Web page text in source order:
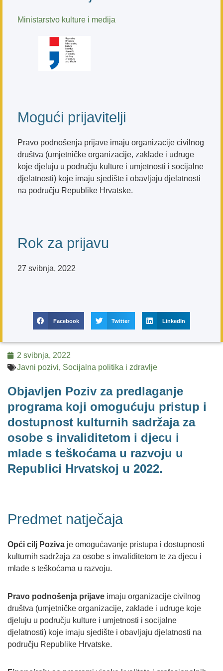
Ministarstvo kulture i medija
Mogući prijavitelji
Pravo podnošenja prijave imaju organizacije civilnog
društva (umjetničke organizacije, zaklade i udruge
koje djeluju u području kulture i umjetnosti i socijalne
djelatnosti) koje imaju sjedište i obavljaju djelatnosti
na području Republike Hrvatske.
Rok za prijavu
27 svibnja, 2022
Facebook Twitter LinkedIn
2 svibnja, 2022
Javni pozivi, Socijalna politika i zdravlje
Objavljen Poziv za predlaganje
programa koji omogućuju pristup i
dostupnost kulturnih sadržaja za
osobe s invaliditetom i djecu i
mlade s teškoćama u razvoju u
Republici Hrvatskoj u 2022.
Predmet natječaja
Opći cilj Poziva je omogućavanje pristupa i dostupnosti
kulturnih sadržaja za osobe s invaliditetom te za djecu i
mlade s teškoćama u razvoju.
Pravo podnošenja prijave imaju organizacije civilnog
društva (umjetničke organizacije, zaklade i udruge koje
djeluju u području kulture i umjetnosti i socijalne
djelatnosti) koje imaju sjedište i obavljaju djelatnosti na
području Republike Hrvatske.